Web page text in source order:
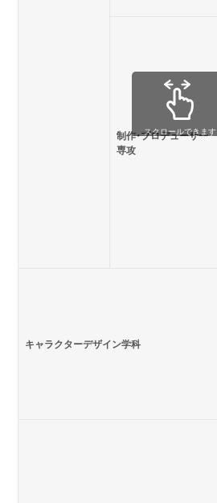
制作・プロデューサー
専攻
キャラクターデザイン学科
スクロールできます